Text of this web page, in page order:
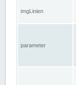
imgLinien
parameter